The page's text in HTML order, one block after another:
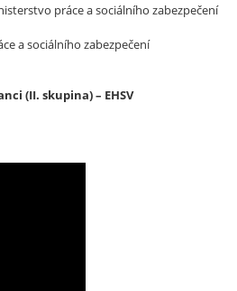
práce a sociálního zabezpečení
a sociálního zabezpečení
(II. skupina) – EHSV